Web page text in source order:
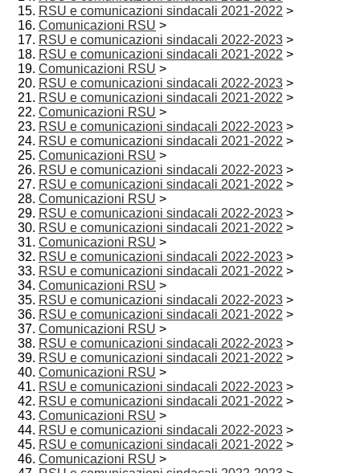
RSU e comunicazioni sindacali 2021-2022 >
Comunicazioni RSU >
RSU e comunicazioni sindacali 2022-2023 >
RSU e comunicazioni sindacali 2021-2022 >
Comunicazioni RSU >
RSU e comunicazioni sindacali 2022-2023 >
RSU e comunicazioni sindacali 2021-2022 >
Comunicazioni RSU >
RSU e comunicazioni sindacali 2022-2023 >
RSU e comunicazioni sindacali 2021-2022 >
Comunicazioni RSU >
RSU e comunicazioni sindacali 2022-2023 >
RSU e comunicazioni sindacali 2021-2022 >
Comunicazioni RSU >
RSU e comunicazioni sindacali 2022-2023 >
RSU e comunicazioni sindacali 2021-2022 >
Comunicazioni RSU >
RSU e comunicazioni sindacali 2022-2023 >
RSU e comunicazioni sindacali 2021-2022 >
Comunicazioni RSU >
RSU e comunicazioni sindacali 2022-2023 >
RSU e comunicazioni sindacali 2021-2022 >
Comunicazioni RSU >
RSU e comunicazioni sindacali 2022-2023 >
RSU e comunicazioni sindacali 2021-2022 >
Comunicazioni RSU >
RSU e comunicazioni sindacali 2022-2023 >
RSU e comunicazioni sindacali 2021-2022 >
Comunicazioni RSU >
RSU e comunicazioni sindacali 2022-2023 >
RSU e comunicazioni sindacali 2021-2022 >
Comunicazioni RSU >